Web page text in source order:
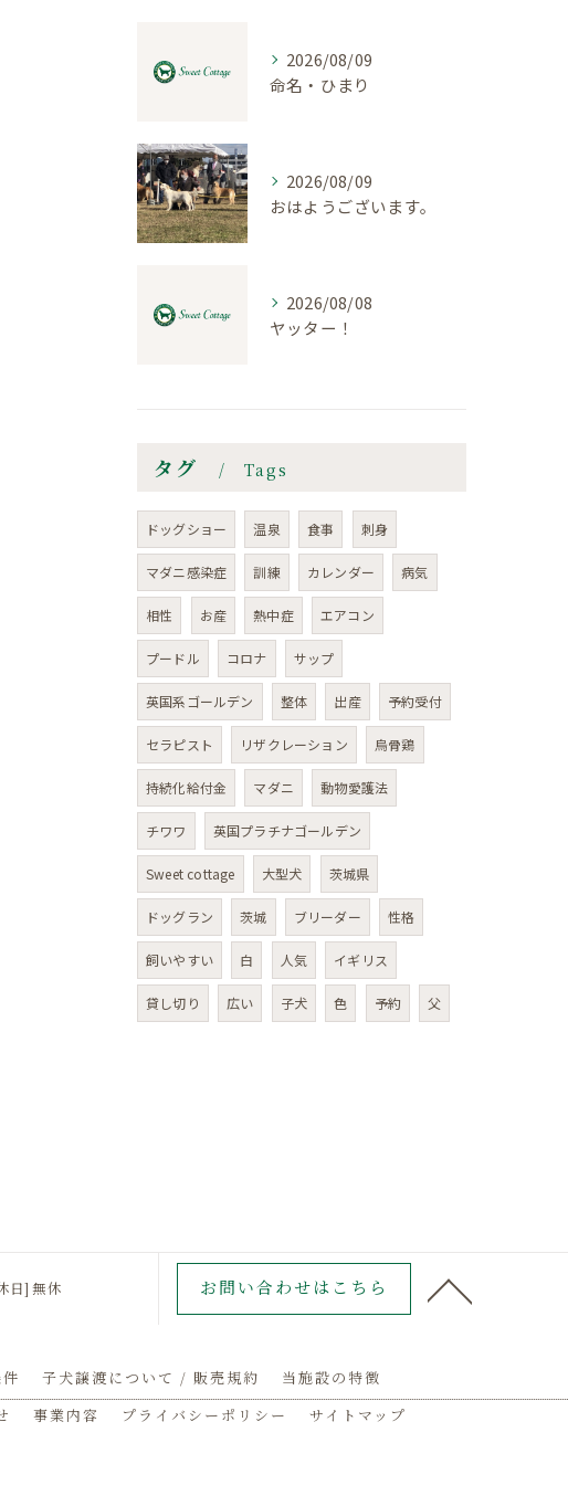
2026/08/09
命名・ひまり
2026/08/09
おはようございます。
2026/08/08
ヤッター！
タグ Tags
ドッグショー 温泉 食事 刺身
マダニ感染症 訓練 カレンダー 病気
相性 お産 熱中症 エアコン
プードル コロナ サップ
英国系ゴールデン 整体 出産 予約受付
セラピスト リザクレーション 烏骨鶏
持続化給付金 マダニ 動物愛護法
チワワ 英国プラチナゴールデン
Sweet cottage 大型犬 茨城県
ドッグラン 茨城 ブリーダー 性格
飼いやすい 白 人気 イギリス
貸し切り 広い 子犬 色 予約 父
日] 無休 お問い合わせはこちら
子犬譲渡について / 販売規約
当施設の特徴
事業内容 プライバシーポリシー サイトマップ